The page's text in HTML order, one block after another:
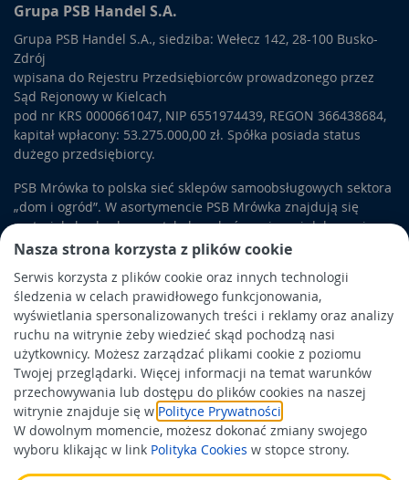
Nasza strona korzysta z plików cookie
Serwis korzysta z plików cookie oraz innych technologii
śledzenia w celach prawidłowego funkcjonowania,
wyświetlania spersonalizowanych treści i reklamy oraz analizy
ruchu na witrynie żeby wiedzieć skąd pochodzą nasi
użytkownicy. Możesz zarządzać plikami cookie z poziomu
Twojej przeglądarki. Więcej informacji na temat warunków
przechowywania lub dostępu do plików cookies na naszej
witrynie znajduje się w Polityce Prywatności
W dowolnym momencie, możesz dokonać zmiany swojego
wyboru klikając w link Polityka Cookies w stopce strony.
Grupa PSB Handel S.A.
Grupa PSB Handel S.A., siedziba: Wełecz 142, 28-100 Busko-
Zdrój
wpisana do Rejestru Przedsiębiorców prowadzonego przez
Sąd Rejonowy w Kielcach
pod nr KRS 0000661047, NIP 6551974439, REGON 366438684,
kapitał wpłacony: 53.275.000,00 zł. Spółka posiada status
dużego przedsiębiorcy.
PSB Mrówka to polska sieć sklepów samoobsługowych sektora
„dom i ogród”. W asortymencie PSB Mrówka znajdują się
materiały budowlane, artykuły wykończeniowe i dekoracyjne,
wyposażenie łazienek i kuchni, elektronarzędzia, a także
artykuły związane z ogrodem i otoczeniem domu.
Obowiązek informacyjny
Polityka prywatności
Polityka Cookies
Odbiór zużytego sprzętu
Wspierają nas: